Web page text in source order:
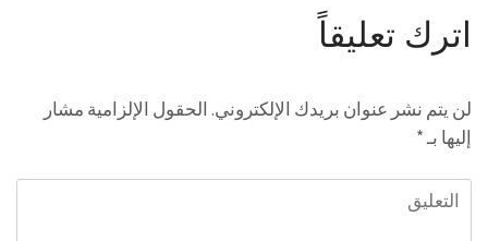
اترك تعليقاً
لن يتم نشر عنوان بريدك الإلكتروني. الحقول الإلزامية مشار
إليها بـ*
التعليق